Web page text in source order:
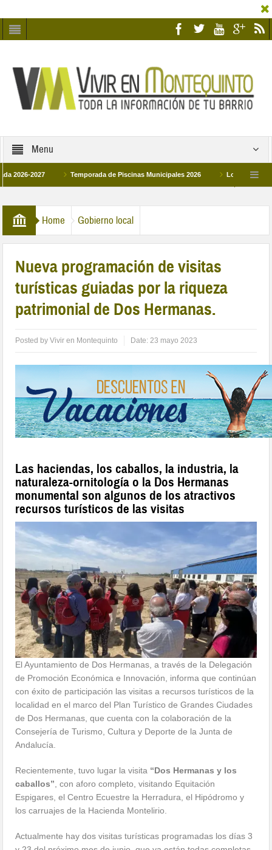
Menu
2027 Temporada de Piscinas Municipales 2026 Los Campus de
Home Gobierno local
Nueva programación de visitas
turísticas guiadas por la riqueza
patrimonial de Dos Hermanas.
Posted byVivir en Montequinto Date:23 mayo 2023
Las haciendas, los caballos, la industria, la
naturaleza-ornitología o la Dos Hermanas
monumental son algunos de los atractivos
recursos turísticos de las visitas
El Ayuntamiento de Dos Hermanas, a través de la Delegación
de Promoción Económica e Innovación, informa que continúan
con éxito de participación las visitas a recursos turísticos de la
localidad en el marco del Plan Turístico de Grandes Ciudades
de Dos Hermanas, que cuenta con la colaboración de la
Consejería de Turismo, Cultura y Deporte de la Junta de
Andalucía.
Recientemente, tuvo lugar la visita “Dos Hermanas y los
caballos” , con aforo completo, visitando Equitación
Espigares, el Centro Ecuestre la Herradura, el Hipódromo y
los carruajes de la Hacienda Montelirio.
Actualmente hay dos visitas turísticas programadas los días 3